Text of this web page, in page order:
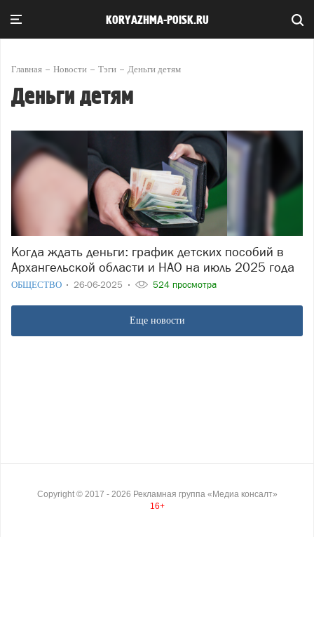
KORYAZHMA-POISK.RU
Главная Новости Тэги Деньги детям
Деньги детям
Когда ждать деньги: график детских пособий в
Архангельской области и НАО на июль 2025 года
ОБЩЕСТВО 26-06-2025 524 просмотра
Еще новости
Copyright © 2017 - 2026 Рекламная группа «Медиа консалт»
16+